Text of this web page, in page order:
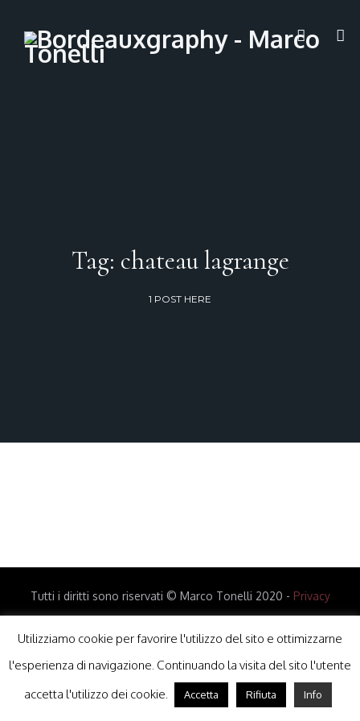
Tag: chateau lagrange
1 POST HERE
Tutti i diritti sono riservati © Marco Tonelli 2020 - Privacy
Utilizziamo cookie per favorire l'utilizzo del sito e ottimizzarne
l'esperienza di navigazione. Continuando la visita del sito l'utente
accetta l'utilizzo dei cookie.
Accetta Rifiuta Info